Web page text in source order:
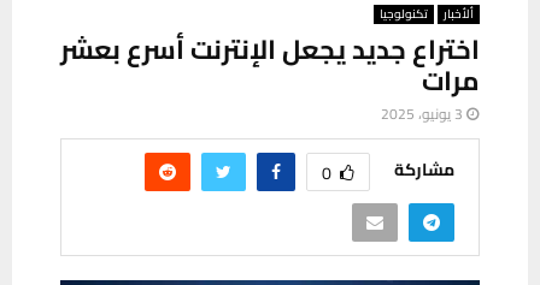
ألأخبار تكنولوجيا
اختراع جديد يجعل الإنترنت أسرع بعشر
مرات
3 يونيو، 2025
مشاركة 0